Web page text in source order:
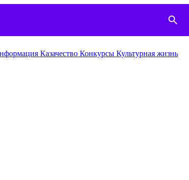
search
Казачество Конкурcы Культурная жизнь